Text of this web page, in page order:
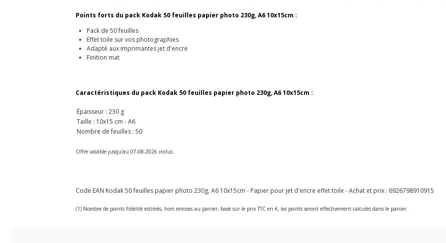
Points forts du pack Kodak 50 feuilles papier photo 230g, A6 10x15cm :
Pack de 50 feuilles
Effet toile sur vos photographies
Adapté aux imprimantes jet d'encre
Finition mat
Caractéristiques du pack Kodak 50 feuilles papier photo 230g, A6 10x15cm :
Épaisseur : 230 g
Taille : 10x15 cm - A6
Nombre de feuilles : 50
Offre valable jusqu'au 07-08-2026 inclus.
Code EAN Kodak 50 feuilles papier photo 230g, A6 10x15cm - Papier pour jet d'encre effet toile - Achat et prix : 6926798910915
(1) Nombre de points Fidélité estimés, hors remises au panier, basé sur le prix TTC en €, les points seront effectivement calculés dans le panier.